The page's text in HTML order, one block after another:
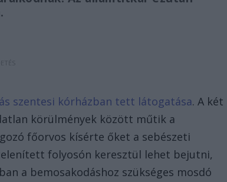
szentesi kórházban tett látogatása. A két
körülmények között műtik a
főorvos kísérte őket a sebészeti
folyosón keresztül lehet bejutni,
a bemosakodáshoz szükséges mosdó